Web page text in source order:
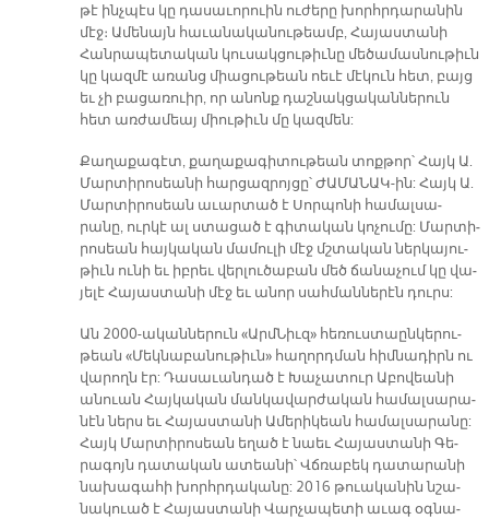
թէ ինչ­պէս կը դա­սա­ւո­րուին ու­ժե­րը խորհր­դա­րա­նին
մէջ։ Ա­մե­նայն հա­ւա­նա­կա­նու­թեամբ, Հա­յաս­տա­նի
Հան­րա­պե­տա­կան կու­սակ­ցու­թիւ­նը մե­ծա­մաս­նու­թիւն
կը կազ­մէ ա­ռանց միա­ցու­թեան ոե­ւէ մէ­կուն հետ, բայց
եւ չի բա­ցա­ռուիր, որ ա­նոնք դաշ­նակ­ցա­կան­նե­րուն
հետ առ­ժա­մեայ միու­թիւն մը կազ­մեն:
Քա­ղա­քա­գէտ, քա­ղա­քա­գի­տու­թեան տոքթոր՝ Հայկ Ա.
Մար­տի­րո­սեա­նի հար­ցազ­րոյ­ցը՝ ԺԱ­ՄԱ­ՆԱ­Կ­-ին: Հայկ Ա.
Մար­տի­րո­սեան ա­ւար­տած է Սոր­պո­նի հա­մալ­սա­
րանը, ուր­կէ ալ ստա­ցած է գի­տա­կան կո­չու­մը: Մար­տի­
րո­սեան հայ­կա­կան մա­մու­լի մէջ մշտա­կան ներ­կա­յու­
թիւն ու­նի եւ իբ­րեւ վեր­լու­ծա­բան մեծ ճա­նա­չում կը վա­
յե­լէ Հա­յաս­տա­նի մէջ եւ ա­նոր սահ­ման­նե­րէն դուրս:
Ան 2000-ա­կան­նե­րուն «Արմ­Նիւզ» հե­ռուս­տաըն­կե­րու­
թեան «Մեկ­նա­բա­նու­թիւ­ն» հա­ղորդ­ման հիմ­նադիրն ու
վա­րողն էր: Դա­սա­ւան­դած է Խա­չա­տուր Ա­բո­վեա­նի
անուան Հայ­կա­կան ման­կա­վար­ժա­կան հա­մալ­սա­րա­
նէն ներս եւ Հա­յաս­տա­նի Ա­մե­րի­կեան հա­մալ­սա­րա­նը:
Հայկ Մար­տի­րո­սեան ե­ղած է նաեւ Հա­յաս­տա­նի Գե­
րա­գոյն դա­տա­կան ա­տեա­նի՝ Վճռա­բեկ դա­տա­րա­նի
նա­խա­գա­հի խորհր­դա­կա­նը: 2016 թուա­կա­նին նշա­
նա­կուած է Հա­յաս­տա­նի Վար­չա­պե­տի ա­ւագ օգ­նա­